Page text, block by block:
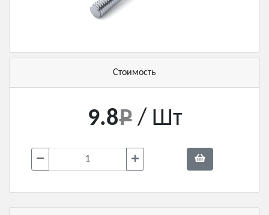
Стоимость
9.8 / Шт